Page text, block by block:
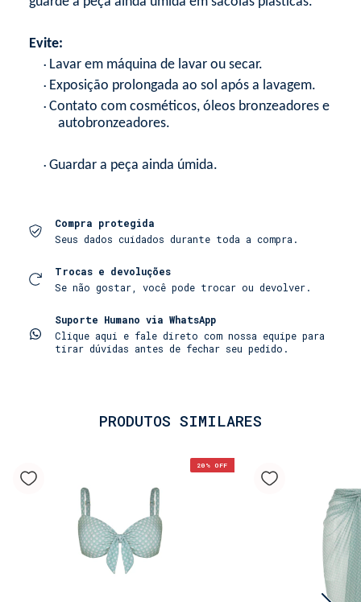
Evite:
• Lavar em máquina de lavar ou secar.
• Exposição prolongada ao sol após a lavagem.
• Contato com cosméticos, óleos bronzeadores e
autobronzeadores.
• Guardar a peça ainda úmida.
Compra protegida
Seus dados cuidados durante toda a compra.
Trocas e devoluções
Se não gostar, você pode trocar ou devolver.
Suporte Humano via WhatsApp
Clique aqui e fale direto com nossa equipe para
tirar dúvidas antes de fechar seu pedido.
PRODUTOS SIMILARES
20 % OFF